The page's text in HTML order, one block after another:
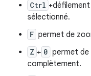
Ctrl
sélectionné.
F permet de
Z + 0 permet de
complètement.